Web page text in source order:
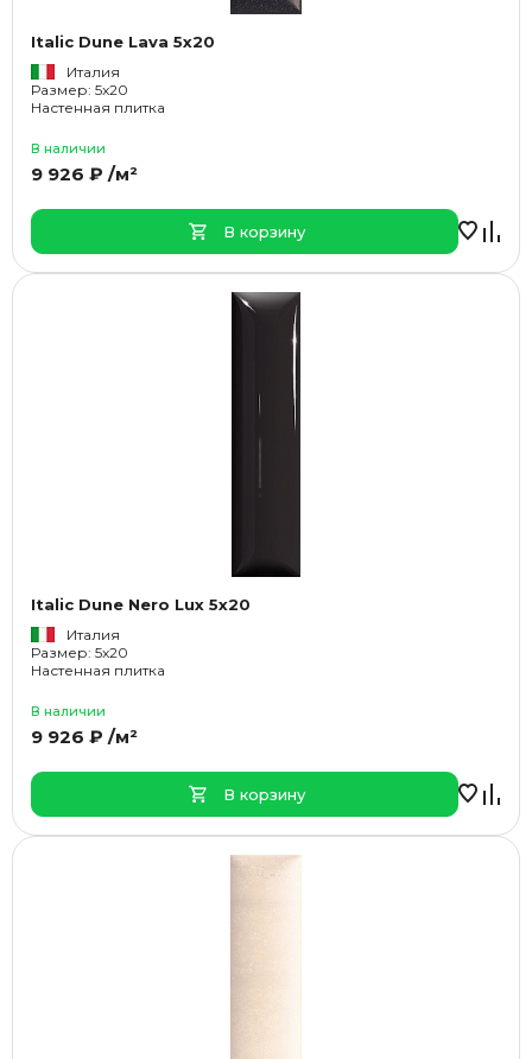
Italic Dune Lava 5x20
Италия
Размер: 5x20
Настенная плитка
В наличии
9 926 ₽ /м²
В корзину
Italic Dune Nero Lux 5x20
Италия
Размер: 5x20
Настенная плитка
В наличии
9 926 ₽ /м²
В корзину